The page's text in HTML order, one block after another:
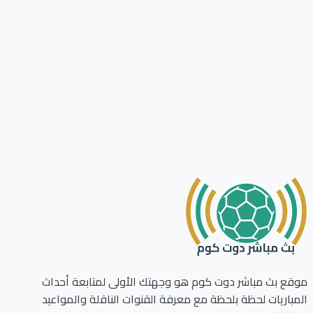
بث مباشر دوت كوم هو وجهتك الأولى لمتابعة أحداث
لحظة بلحظة مع معرفة القنوات الناقلة والمواعيد